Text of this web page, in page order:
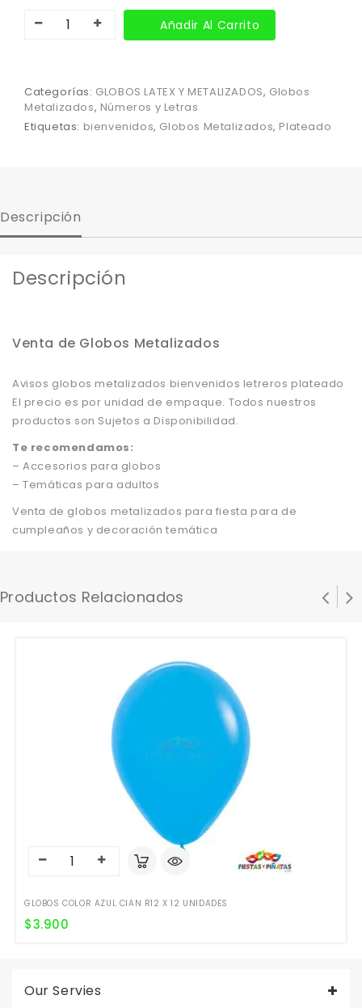
Añadir Al Carrito
Categorías: GLOBOS LATEX Y METALIZADOS, Globos
Metalizados, Números y Letras
Etiquetas: bienvenidos, Globos Metalizados, Plateado
Descripción
Descripción
Venta de Globos Metalizados
Avisos globos metalizados bienvenidos letreros plateado
El precio es por unidad de empaque. Todos nuestros
productos son Sujetos a Disponibilidad.
Te recomendamos:
– Accesorios para globos
– Temáticas para adultos
Venta de globos metalizados para fiesta para de
cumpleaños y decoración temática
Productos Relacionados
GLOBOS COLOR AZUL CIAN R12 X 12 UNIDADES
$3.900
Our Servies